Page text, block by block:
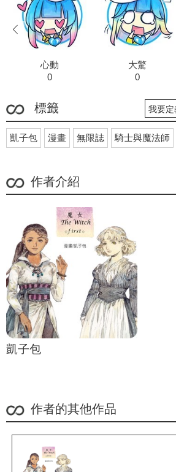
心動
0
大驚
0
prev
標籤 我要
凱子包 漫畫 無限誌 騎士與魔法師
作者介紹
凱子包
作者的其他作品